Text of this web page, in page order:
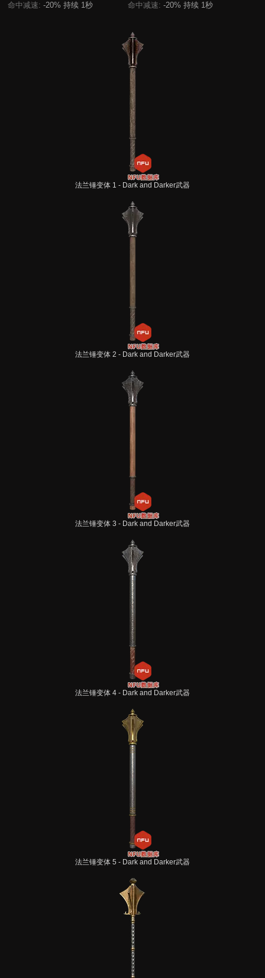
命中减速: -20% 持续 1秒
命中减速: -20% 持续 1秒
法兰锤变体 1 - Dark and Darker武器
法兰锤变体 2 - Dark and Darker武器
法兰锤变体 3 - Dark and Darker武器
法兰锤变体 4 - Dark and Darker武器
法兰锤变体 5 - Dark and Darker武器